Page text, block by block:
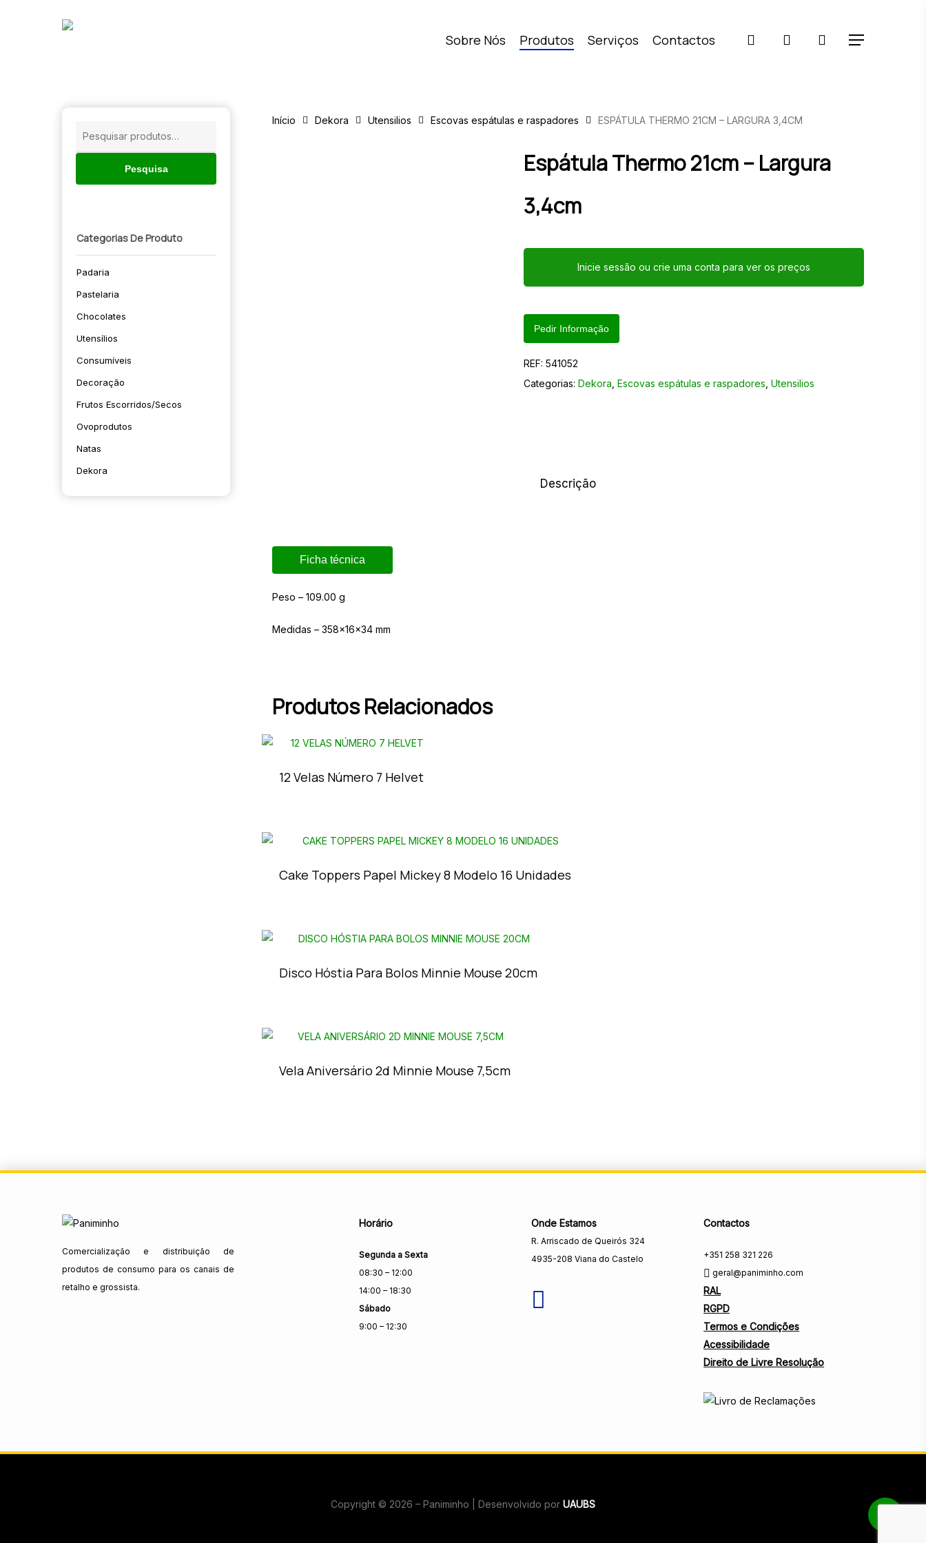
Sobre Nós Produtos Serviços Contactos pesquisaraccount Menu
Pesquisa
Categorias De Produto
Padaria
Pastelaria
Chocolates
Utensílios
Consumíveis
Decoração
Frutos Escorridos/secos
Ovoprodutos
Natas
Dekora
Início Dekora Utensilios Escovas espátulas e raspadores ESPÁTULA THERMO 21CM – LARGURA 3,4CM
Espátula Thermo 21cm – Largura
3,4cm
Inicie sessão ou crie uma conta para ver os preços
Pedir Informação
REF:541052
Categorias:Dekora ,Escovas espátulas e raspadores ,Utensilios
Descrição
Ficha técnica
Peso – 109.00 g
Medidas – 358x16x34 mm
Produtos Relacionados
12 Velas Número 7 Helvet
Cake Toppers Papel Mickey 8 Modelo 16 Unidades
Disco Hóstia Para Bolos Minnie Mouse 20cm
Vela Aniversário 2d Minnie Mouse 7,5cm
Comercialização e distribuição de
produtos de consumo para os canais de
retalho e grossista.
Horário
Segunda a Sexta
08:30 – 12:00
14:00 – 18:30
Sábado
9:00 – 12:30
Onde Estamos
R. Arriscado de Queirós 324
4935-208 Viana do Castelo
Contactos
+351 258 321 226
geral@paniminho.com
RAL
RGPD
Termos e Condições
Acessibilidade
Direito de Livre Resolução
Copyright © 2026 – Paniminho | Desenvolvido por UAUBS